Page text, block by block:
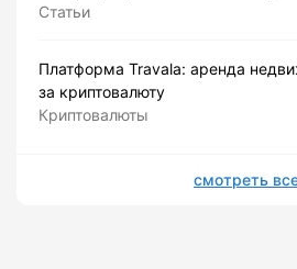
Статьи
Платформа Travala: аренда
за криптовалюту
Криптовалюты
смотреть